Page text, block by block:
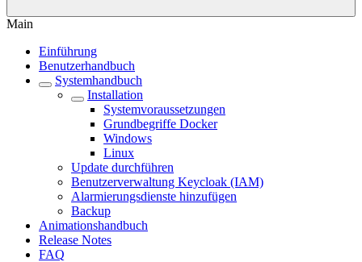
Main
Einführung
Benutzerhandbuch
Systemhandbuch
Installation
Systemvoraussetzungen
Grundbegriffe Docker
Windows
Linux
Update durchführen
Benutzerverwaltung Keycloak (IAM)
Alarmierungsdienste hinzufügen
Backup
Animationshandbuch
Release Notes
FAQ